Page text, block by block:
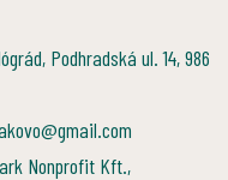
Podhradská ul. 14, 986
Nonprofit Kft.,